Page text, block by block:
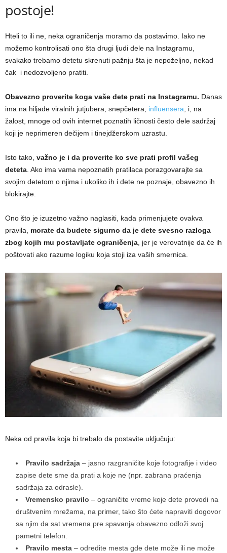
postoje!
Hteli to ili ne, neka ograničenja moramo da postavimo. Iako ne
možemo kontrolisati ono šta drugi ljudi dele na Instagramu,
svakako trebamo detetu skrenuti pažnju šta je nepoželjno, nekad
čak i nedozvoljeno pratiti.
Obavezno proverite koga vaše dete prati na Instagramu. Danas
ima na hiljade viralnih jutjubera, snepčetera, influensera, i, na
žalost, mnoge od ovih internet poznatih ličnosti često dele sadržaj
koji je neprimeren dečijem i tinejdžerskom uzrastu.
Isto tako, važno je i da proverite ko sve prati profil vašeg
deteta. Ako ima vama nepoznatih pratilaca porazgovarajte sa
svojim detetom o njima i ukoliko ih i dete ne poznaje, obavezno ih
blokirajte.
Ono što je izuzetno važno naglasiti, kada primenjujete ovakva
pravila, morate da budete sigurno da je dete svesno razloga
zbog kojih mu postavljate ograničenja, jer je verovatnije da će ih
poštovati ako razume logiku koja stoji iza vaših smernica.
Neka od pravila koja bi trebalo da postavite uključuju:
Pravilo sadržaja – jasno razgraničite koje fotografije i video
zapise dete sme da prati a koje ne (npr. zabrana praćenja
sadržaja za odrasle).
Vremensko pravilo – ograničite vreme koje dete provodi na
društvenim mrežama, na primer, tako što ćete napraviti dogovor
sa njim da sat vremena pre spavanja obavezno odloži svoj
pametni telefon.
Pravilo mesta – odredite mesta gde dete može ili ne može